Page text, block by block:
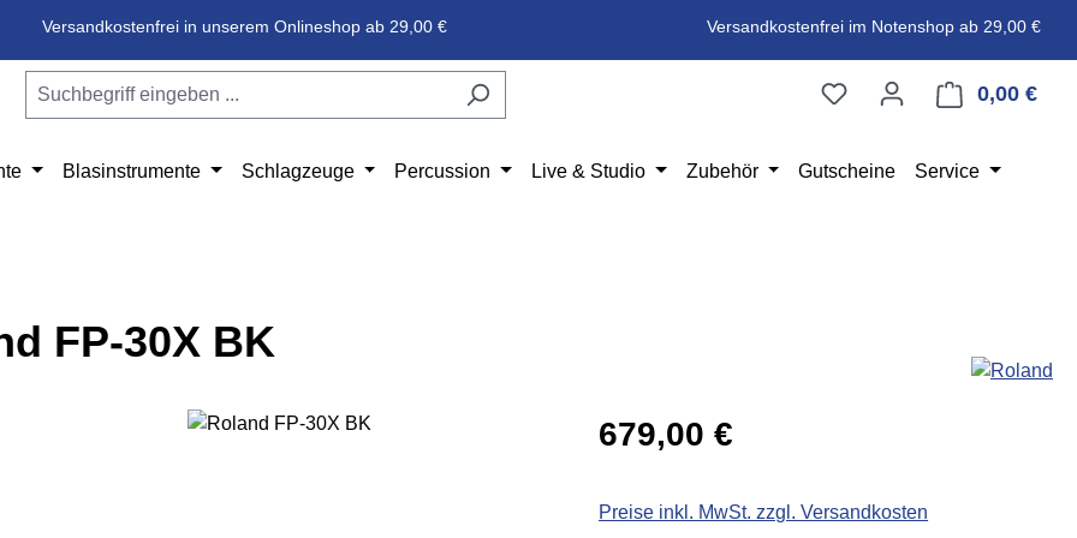
Versandkostenfrei in unserem Onlineshop ab 29,00 € Versandkostenfrei im Notenshop ab 29,00 €
0,00 €
Blasinstrumente Schlagzeuge Percussion Live & Studio Zubehör Gutscheine Service
FP-30X BK
überspringen Regulärer Preis:
679,00 €
Preise inkl. MwSt. zzgl. Versandkosten